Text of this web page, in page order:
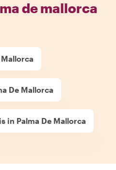
de mallorca
De Mallorca
in Palma De Mallorca